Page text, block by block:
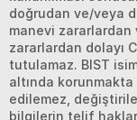
doğrudan ve/veya
manevi
zararlardan dolayı
tutulamaz. BIST
altında
edilemez,
bilgilerin telif